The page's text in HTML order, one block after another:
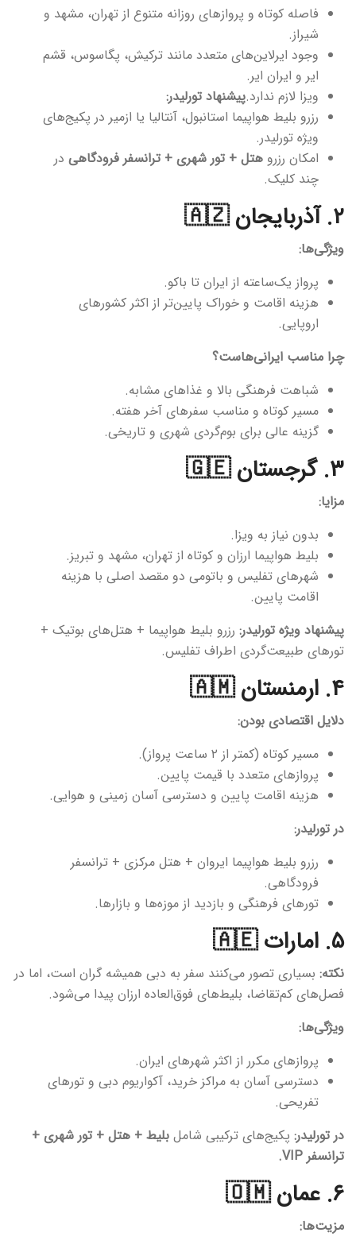
فاصله کوتاه و پروازهای روزانه متنوع از تهران، مشهد و
شیراز.
وجود ایرلاین‌های متعدد مانند ترکیش، پگاسوس، قشم
ایر و ایران ایر.
ویزا لازم ندارد.پیشنهاد تورلیدر:
رزرو بلیط هواپیما استانبول، آنتالیا یا ازمیر در پکیج‌های
ویژه تورلیدر.
امکان رزرو هتل + تور شهری + ترانسفر فرودگاهی در
چند کلیک.
۲. آذربایجان 🇦🇿
ویژگی‌ها:
پرواز یک‌ساعته از ایران تا باکو.
هزینه اقامت و خوراک پایین‌تر از اکثر کشورهای
اروپایی.
چرا مناسب ایرانی‌هاست؟
شباهت فرهنگی بالا و غذاهای مشابه.
مسیر کوتاه و مناسب سفرهای آخر هفته.
گزینه عالی برای بوم‌گردی شهری و تاریخی.
۳. گرجستان 🇬🇪
مزایا:
بدون نیاز به ویزا.
بلیط هواپیما ارزان و کوتاه از تهران، مشهد و تبریز.
شهرهای تفلیس و باتومی دو مقصد اصلی با هزینه
اقامت پایین.
پیشنهاد ویژه تورلیدر: رزرو بلیط هواپیما + هتل‌های بوتیک +
تورهای طبیعت‌گردی اطراف تفلیس.
۴. ارمنستان 🇦🇲
دلایل اقتصادی بودن:
مسیر کوتاه (کمتر از ۲ ساعت پرواز).
پروازهای متعدد با قیمت پایین.
هزینه اقامت پایین و دسترسی آسان زمینی و هوایی.
در تورلیدر:
رزرو بلیط هواپیما ایروان + هتل مرکزی + ترانسفر
فرودگاهی.
تورهای فرهنگی و بازدید از موزه‌ها و بازارها.
۵. امارات 🇦🇪
نکته: بسیاری تصور می‌کنند سفر به دبی همیشه گران است، اما در
فصل‌های کم‌تقاضا، بلیط‌های فوق‌العاده ارزان پیدا می‌شود.
ویژگی‌ها:
پروازهای مکرر از اکثر شهرهای ایران.
دسترسی آسان به مراکز خرید، آکواریوم دبی و تورهای
تفریحی.
در تورلیدر: پکیج‌های ترکیبی شامل بلیط + هتل + تور شهری +
ترانسفر VIP.
۶. عمان 🇴🇲
مزیت‌ها: